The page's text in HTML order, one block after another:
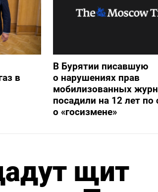
в
В Бурятии писавшую
о нарушениях прав
мобилизованных
посадили на 12 лет по
о «госизмене»
щит